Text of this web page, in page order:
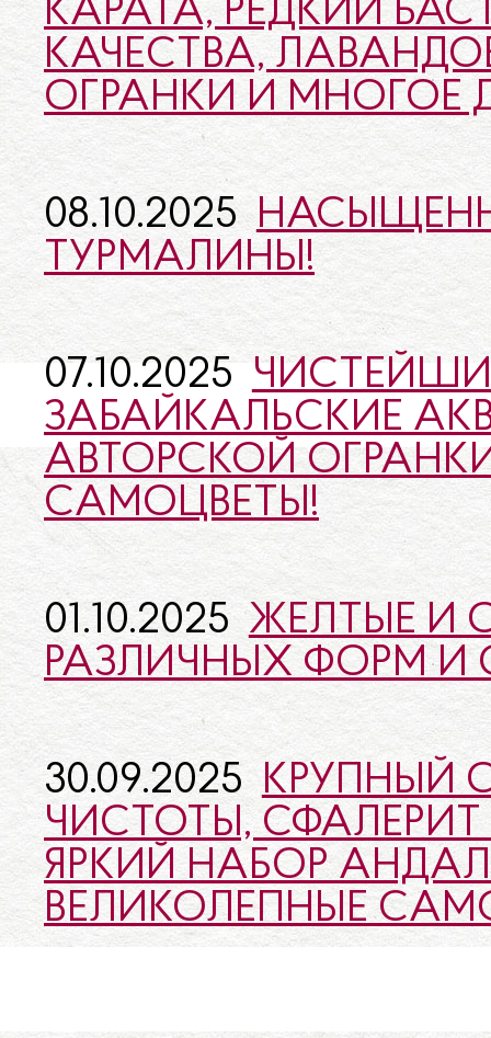
КАРАТА, РЕДКИЙ
КАЧЕСТВА,
ОГРАНКИ И МНОГОЕ
08.10.2025
ТУРМАЛИНЫ!
07.10.2025
ЗАБАЙКАЛЬСКИЕ
АВТОРСКОЙ
САМОЦВЕТЫ!
01.10.2025 ЖЕЛТЫЕ И
РАЗЛИЧНЫХ ФОРМ И
30.09.2025 КРУПНЫЙ
ЧИСТОТЫ,
ЯРКИЙ НАБОР
ВЕЛИКОЛЕПНЫЕ